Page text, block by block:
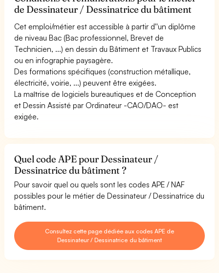
de Dessinateur / Dessinatrice du bâtiment
Cet emploi/métier est accessible à partir d''un diplôme
de niveau Bac (Bac professionnel, Brevet de
Technicien, ...) en dessin du Bâtiment et Travaux Publics
ou en infographie paysagère.
Des formations spécifiques (construction métallique,
électricité, voirie, ...) peuvent être exigées.
La maîtrise de logiciels bureautiques et de Conception
et Dessin Assisté par Ordinateur -CAO/DAO- est
exigée.
Quel code APE pour Dessinateur /
Dessinatrice du bâtiment ?
Pour savoir quel ou quels sont les codes APE / NAF
possibles pour le métier de Dessinateur / Dessinatrice du
bâtiment.
Consultez cette page dédiée aux codes APE de
Dessinateur / Dessinatrice du bâtiment